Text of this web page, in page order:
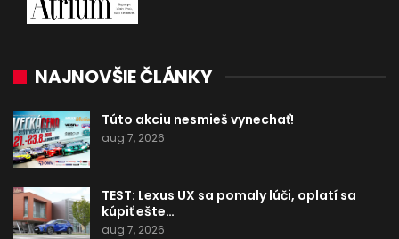
NAJNOVŠIE ČLÁNKY
Túto akciu nesmieš vynechať!
aug 7, 2026
TEST: Lexus UX sa pomaly lúči, oplatí sa
kúpiť ešte…
aug 7, 2026